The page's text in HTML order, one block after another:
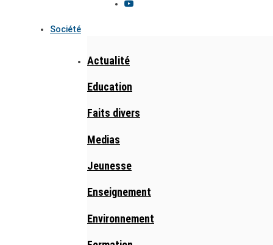
Société
Actualité
Education
Faits divers
Medias
Jeunesse
Enseignement
Environnement